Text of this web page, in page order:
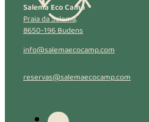
Salema Eco Camp
Praia da Salema,
8650-196 Budens
info@salemaecocamp.com
reservas@salemaecocamp.com